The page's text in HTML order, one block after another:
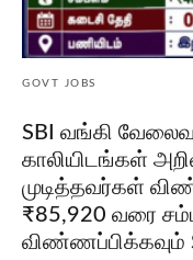
GOVT JOBS
SBI வங்கி
காலியிடங்கள்
முடித்தவர்கள்
₹85,920 வரை
விண்ணப்பிக்கவும்